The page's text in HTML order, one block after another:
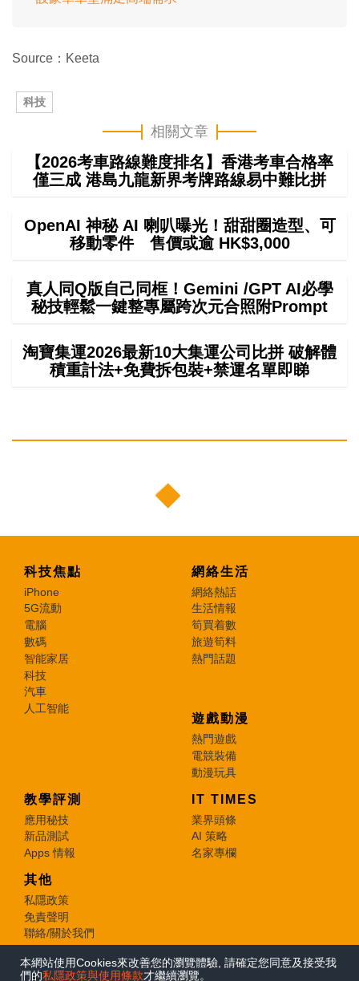
Source：Keeta
科技
相關文章
【2026考車路線難度排名】香港考車合格率
僅三成 港島九龍新界考牌路線易中難比拼
OpenAI 神秘 AI 喇叭曝光！甜甜圈造型、可
移動零件 售價或逾 HK$3,000
真人同Q版自己同框！Gemini /GPT AI必學
秘技輕鬆一鍵整專屬跨次元合照附Prompt
淘寶集運2026最新10大集運公司比拼 破解體
積重計法+免費拆包裝+禁運名單即睇
科技焦點
iPhone
5G流動
電腦
數碼
智能家居
科技
汽車
人工智能
網絡生活
網絡熱話
生活情報
筍買着數
旅遊筍料
熱門話題
遊戲動漫
熱門遊戲
電競裝備
動漫玩具
教學評測
應用秘技
新品測試
Apps 情報
IT TIMES
業界頭條
AI 策略
名家專欄
其他
私隱政策
免責聲明
聯絡/關於我們
© 2026 e-zone. All Rights Reserved.
本網站使用Cookies來改善您的瀏覽體驗, 請確定您同意及接受我
們的私隱政策與使用條款才繼續瀏覽。